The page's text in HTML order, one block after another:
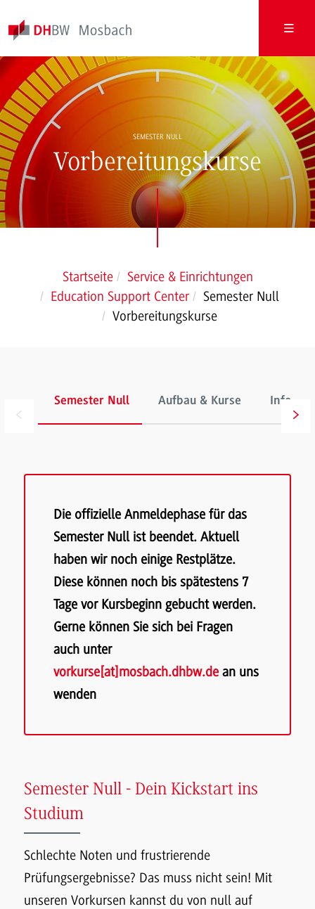
SEMESTER NULL
Vorbereitungskurse
Startseite
Service & Einrichtungen
Education Support Center
Semester Null
Vorbereitungskurse
Semester Null Aufbau & Kurse
Die offizielle Anmeldephase für das
Semester Null ist beendet. Aktuell
haben wir noch einige Restplätze.
Diese können noch bis spätestens 7
Tage vor Kursbeginn gebucht werden.
Gerne können Sie sich bei Fragen
auch unter
vorkurse[at]mosbach.dhbw.de an uns
wenden
Semester Null - Dein Kickstart ins
Studium
Schlechte Noten und frustrierende
Prüfungsergebnisse? Das muss nicht sein! Mit
unseren Vorkursen kannst du von null auf